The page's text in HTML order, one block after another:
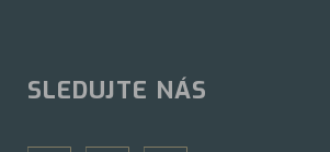
SLEDUJTE NÁS